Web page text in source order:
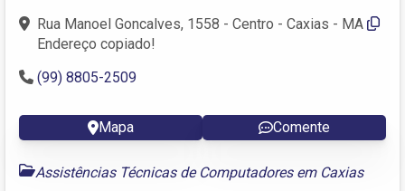
Rua Manoel Goncalves, 1558 - Centro - Caxias - MA
Endereço copiado!
(99) 8805-2509
Mapa Comente
Assistências Técnicas de Computadores em Caxias